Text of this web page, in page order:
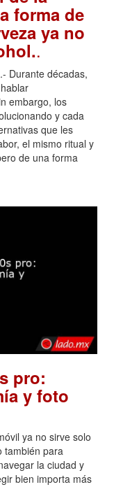
forma de
ya no
.
Durante décadas,
embargo, los
y cada
que les
el mismo ritual y
de una forma
pro:
y foto
ya no sirve solo
también para
la ciudad y
bien importa más